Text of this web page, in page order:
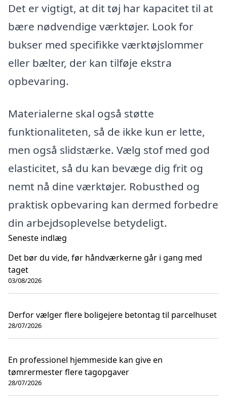
Det er vigtigt, at dit tøj har kapacitet til at
bære nødvendige værktøjer. Look for
bukser med specifikke værktøjslommer
eller bælter, der kan tilføje ekstra
opbevaring.
Materialerne skal også støtte
funktionaliteten, så de ikke kun er lette,
men også slidstærke. Vælg stof med god
elasticitet, så du kan bevæge dig frit og
nemt nå dine værktøjer. Robusthed og
praktisk opbevaring kan dermed forbedre
din arbejdsoplevelse betydeligt.
Seneste indlæg
Det bør du vide, før håndværkerne går i gang med
taget
03/08/2026
Derfor vælger flere boligejere betontag til parcelhuset
28/07/2026
En professionel hjemmeside kan give en
tømrermester flere tagopgaver
28/07/2026